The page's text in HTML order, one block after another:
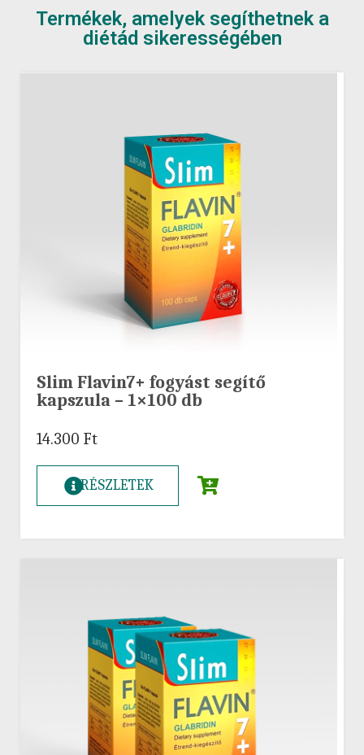
Termékek, amelyek segíthetnek a
diétád sikerességében
Slim Flavin7+ fogyást segítő
kapszula – 1×100 db
14.300 Ft
RÉSZLETEK